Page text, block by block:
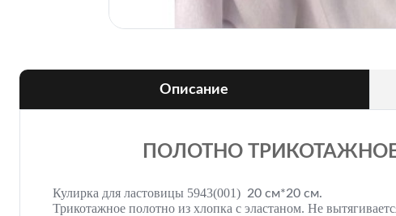
Описание
ПОЛОТНО
Кулирка для ластовицы 5943(001) 20 см*20 см.
Трикотажное полотно из хлопка с эластаном. Не